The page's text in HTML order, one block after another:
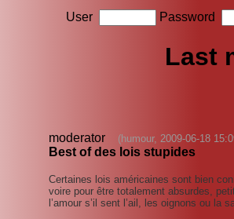
User Password
Last
moderator (humour, 2009-06-18
Best of des lois stupides
Certaines lois américaines sont bien
voire pour être totalement absurdes,
l’amour s’il sent l’ail, les oignons ou la